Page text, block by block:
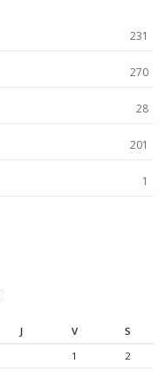
231
270
28
201
1
J V
S
1
2